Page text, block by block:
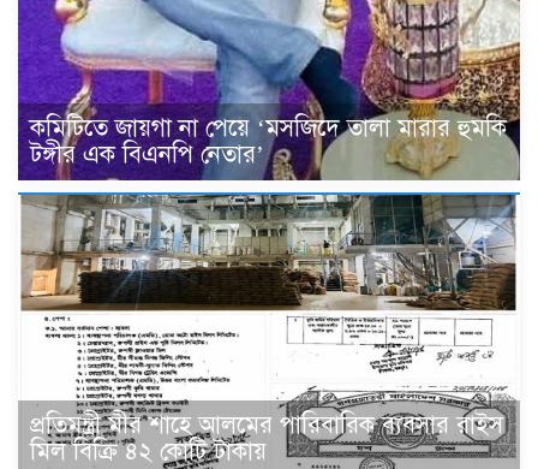
কমিটিতে জায়গা না পেয়ে ‘মসজিদে তালা মারার হুমকি
টঙ্গীর এক বিএনপি নেতার’
প্রতিমন্ত্রী মীর শাহে আলমের পারিবারিক ব‍্যবসার রাইস
মিল বিক্রি ৪২ কোটি টাকায়